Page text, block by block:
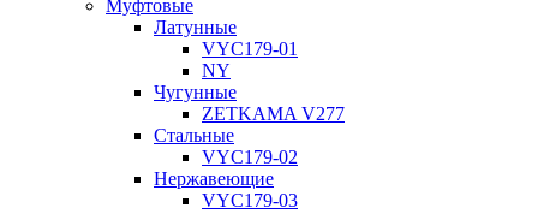
Муфтовые
Латунные
VYC179-01
NY
Чугунные
ZETKAMA V277
Стальные
VYC179-02
Нержавеющие
VYC179-03